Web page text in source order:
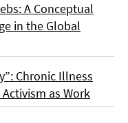
A Conceptual
in the Global
Chronic Illness
as Work